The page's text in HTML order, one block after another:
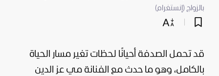
بالزواج (إنستغرام)
قد تحمل الصدفة أحيانًا لحظات تغير مسار الحياة
بالكامل، وهو ما حدث مع الفنانة مي عز الدين